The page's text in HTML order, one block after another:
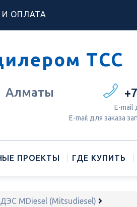
ОПЛАТА
ТСС
Е-mail
Е-mail для заказа
Алматы
ПРОЕКТЫ ГДЕ КУПИТЬ
ДЭС MDiesel (Mitsudiesel)